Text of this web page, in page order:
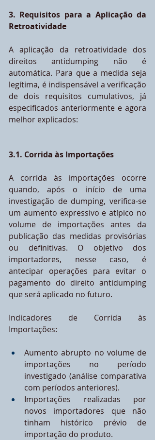
3. Requisitos para a Aplicação da
Retroatividade
A aplicação da retroatividade dos
direitos antidumping não é
automática. Para que a medida seja
legítima, é indispensável a verificação
de dois requisitos cumulativos, já
especificados anteriormente e agora
melhor explicados:
3.1. Corrida às Importações
A corrida às importações ocorre
quando, após o início de uma
investigação de dumping, verifica-se
um aumento expressivo e atípico no
volume de importações antes da
publicação das medidas provisórias
ou definitivas. O objetivo dos
importadores, nesse caso, é
antecipar operações para evitar o
pagamento do direito antidumping
que será aplicado no futuro.
Indicadores de Corrida às
Importações:
Aumento abrupto no volume de
importações no período
investigado (análise comparativa
com períodos anteriores).
Importações realizadas por
novos importadores que não
tinham histórico prévio de
importação do produto.